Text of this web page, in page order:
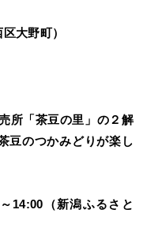
大野町）
所「茶豆の里」の２解
豆のつかみどりが楽し
14:00（新潟ふるさと